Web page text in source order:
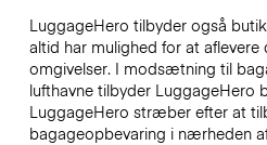
LuggageHero tilbyder også
altid har mulighed for at aflevere
omgivelser. I modsætning til
lufthavne tilbyder LuggageHero
LuggageHero stræber efter at
bagageopbevaring i nærheden